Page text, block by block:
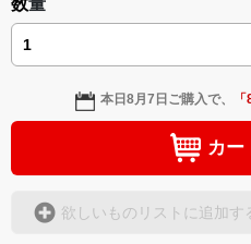
本日8月7日 ご購入で、 「
カー
欲しいものリストに追加す